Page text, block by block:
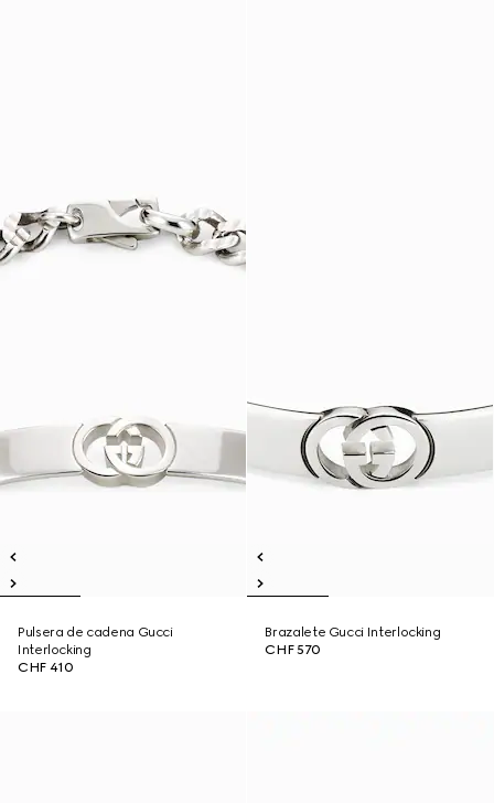
Pulsera de cadena Gucci
Interlocking
CHF 410
Brazalete Gucci Interlocking
CHF 570